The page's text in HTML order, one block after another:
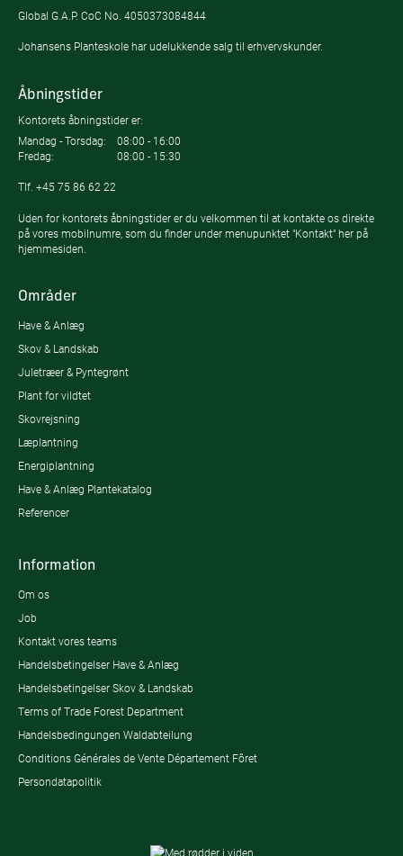
Global G.A.P. CoC No. 4050373084844
Johansens Planteskole har udelukkende salg til erhvervskunder.
Åbningstider
Kontorets åbningstider er:
Mandag - Torsdag:
08:00 - 16:00
Fredag:
08:00 - 15:30
Tlf. +45 75 86 62 22
Uden for kontorets åbningstider er du velkommen til at kontakte os direkte
på vores mobilnumre, som du finder under menupunktet "Kontakt" her på
hjemmesiden.
Områder
Have & Anlæg
Skov & Landskab
Juletræer & Pyntegrønt
Plant for vildtet
Skovrejsning
Læplantning
Energiplantning
Have & Anlæg Plantekatalog
Referencer
Information
Om os
Job
Kontakt vores teams
Handelsbetingelser Have & Anlæg
Handelsbetingelser Skov & Landskab
Terms of Trade Forest Department
Handelsbedingungen Waldabteilung
Conditions Générales de Vente Département Fôret
Persondatapolitik